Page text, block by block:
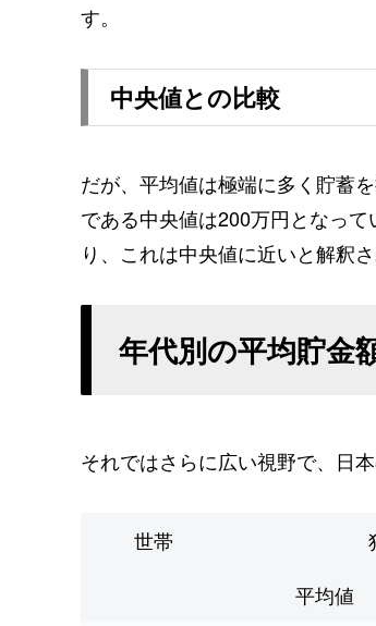
す。
中央値との比較
だが、平均値は極端に多く貯蓄
である中央値は200万円となっ
り、これは中央値に近いと解釈さ
年代別の平均貯金
それではさらに広い視野で、日
世帯
平均値